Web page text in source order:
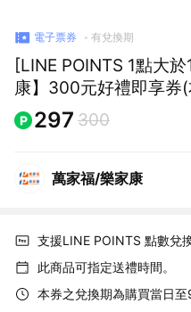
電子票券 有兌換期
[LINE POINTS 1點大
康】300元好禮即享券
297 300
萬家福/樂家康
支援LINE POINTS 點數兌
此商品可指定送禮時間。
本券之兌換期為購買當日至